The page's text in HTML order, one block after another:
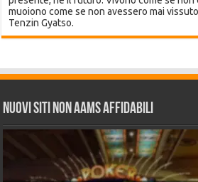
muoiono come se non avessero mai
Tenzin Gyatso.
Nuovi siti non AAMS affidabili